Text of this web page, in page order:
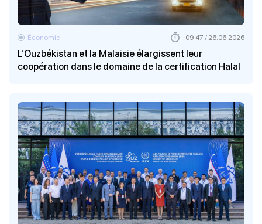
L’Ouzbékistan et la Malaisie élargissent leur
coopération dans le domaine de la certification Halal
Économie 09:47 / 26.06.2026